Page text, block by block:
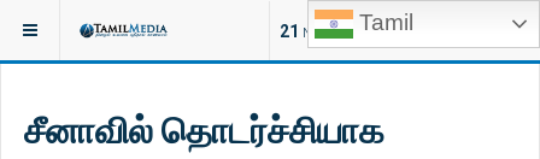
Tamil
21 NEW ARTICLES
இருக்குமிடம்: செய்திகள்
சீனாவில் தொடர்ச்சியாக